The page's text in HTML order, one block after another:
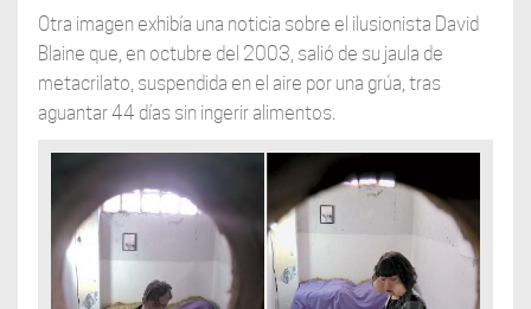
Otra imagen exhibía una noticia sobre el ilusionista David
Blaine que, en octubre del 2003, salió de su jaula de
metacrilato, suspendida en el aire por una grúa, tras
aguantar 44 días sin ingerir alimentos.